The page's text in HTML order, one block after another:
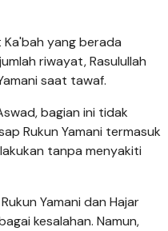
Ka'bah yang berada
riwayat, Rasulullah
saat tawaf.
bagian ini tidak
Rukun Yamani termasuk
tanpa menyakiti
Yamani dan Hajar
kesalahan. Namun,